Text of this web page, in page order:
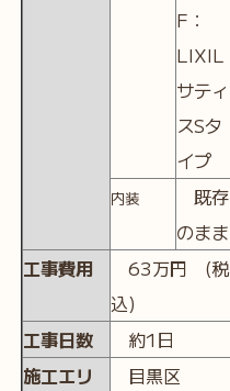
F：
LIXIL
サティ
スSタ
イプ
内装
既存
のまま
工事費用
63万円 (税
込)
工事日数
約1日
施工エリ
目黒区